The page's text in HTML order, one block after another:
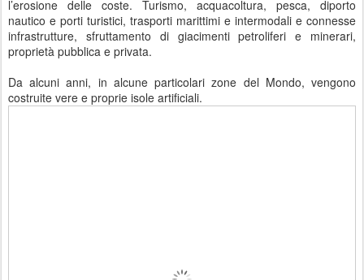
l’erosione delle coste. Turismo, acquacoltura, pesca, diporto
nautico e porti turistici, trasporti marittimi e intermodali e connesse
infrastrutture, sfruttamento di giacimenti petroliferi e minerari,
proprietà pubblica e privata.
Da alcuni anni, in alcune particolari zone del Mondo, vengono
costruite vere e proprie isole artificiali.